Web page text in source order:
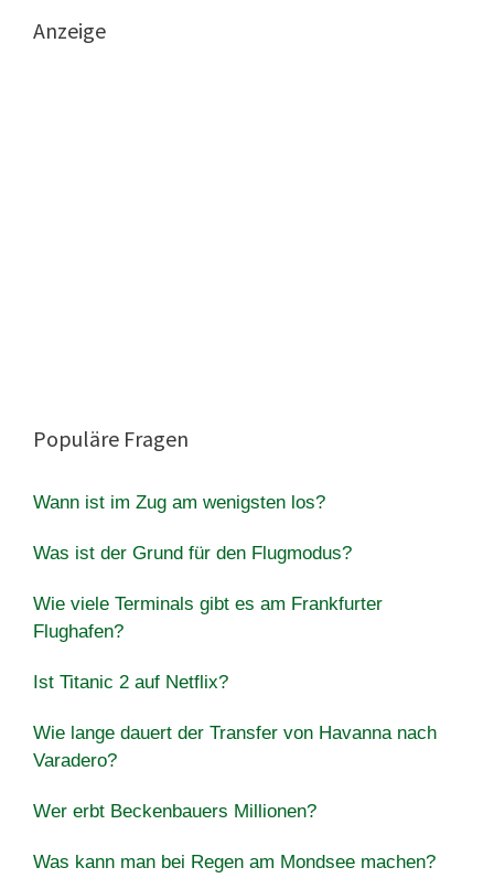
Anzeige
Populäre Fragen
Wann ist im Zug am wenigsten los?
Was ist der Grund für den Flugmodus?
Wie viele Terminals gibt es am Frankfurter
Flughafen?
Ist Titanic 2 auf Netflix?
Wie lange dauert der Transfer von Havanna nach
Varadero?
Wer erbt Beckenbauers Millionen?
Was kann man bei Regen am Mondsee machen?